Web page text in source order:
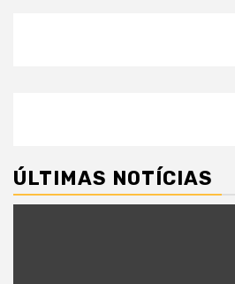
ÚLTIMAS NOTÍCIAS